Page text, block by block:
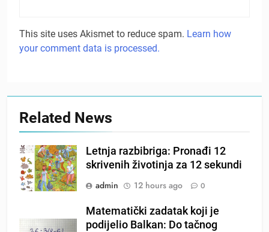
This site uses Akismet to reduce spam. Learn how
your comment data is processed.
Related News
Letnja razbibriga: Pronađi 12
skrivenih životinja za 12 sekundi
admin
12 hours ago 0
Matematički zadatak koji je
podijelio Balkan: Do tačnog